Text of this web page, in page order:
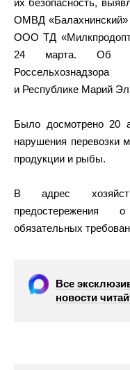
их безопасность,
ОМВД
ООО ТД
24 марта. Об
и Республике Марий
Было досмотрено 20
нарушения перевозки
продукции и рыбы.
В адрес
предостережения
обязательных
Все
новости